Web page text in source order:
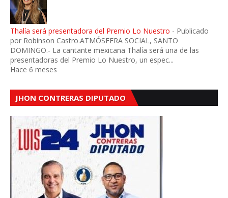
Thalía será presentadora del Premio Lo Nuestro - Publicado
por Robinson Castro.ATMÓSFERA SOCIAL, SANTO
DOMINGO.- La cantante mexicana Thalía será una de las
presentadoras del Premio Lo Nuestro, un espec...
Hace 6 meses
JHON CONTRERAS DIPUTADO